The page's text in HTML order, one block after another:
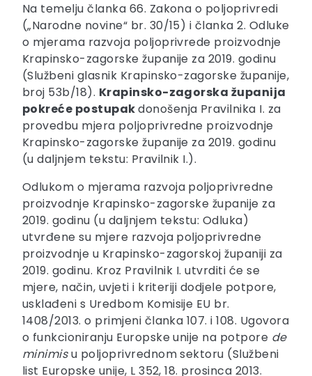
Na temelju članka 66. Zakona o poljoprivredi
(„Narodne novine“ br. 30/15) i članka 2. Odluke
o mjerama razvoja poljoprivrede proizvodnje
Krapinsko-zagorske županije za 2019. godinu
(Službeni glasnik Krapinsko-zagorske županije,
broj 53b/18). Krapinsko-zagorska županija
pokreće postupakdonošenja Pravilnika I. za
provedbu mjera poljoprivredne proizvodnje
Krapinsko-zagorske županije za 2019. godinu
(u daljnjem tekstu: Pravilnik I.).
Odlukom o mjerama razvoja poljoprivredne
proizvodnje Krapinsko-zagorske županije za
2019. godinu (u daljnjem tekstu: Odluka)
utvrđene su mjere razvoja poljoprivredne
proizvodnje u Krapinsko-zagorskoj županiji za
2019. godinu. Kroz Pravilnik I. utvrditi će se
mjere, način, uvjeti i kriteriji dodjele potpore,
usklađeni s Uredbom Komisije EU br.
1408/2013. o primjeni članka 107. i 108. Ugovora
o funkcioniranju Europske unije na potpore de
minimisu poljoprivrednom sektoru (Službeni
list Europske unije, L 352, 18. prosinca 2013.